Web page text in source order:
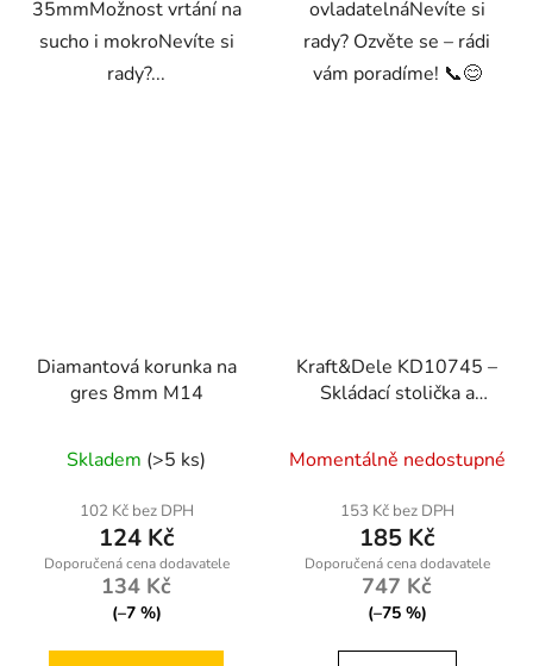
35mmMožnost vrtání na
sucho i mokroNevíte si
rady?...
ovladatelnáNevíte si
rady? Ozvěte se – rádi
vám poradíme! 📞😊
Diamantová korunka na
gres 8mm M14
Skladem (>5 ks)
102 Kč bez DPH
124 Kč
134 Kč
(–7 %)
Kraft&Dele KD10745 –
Skládací stolička a
Momentálně nedostupné
153 Kč bez DPH
185 Kč
747 Kč
(–75 %)